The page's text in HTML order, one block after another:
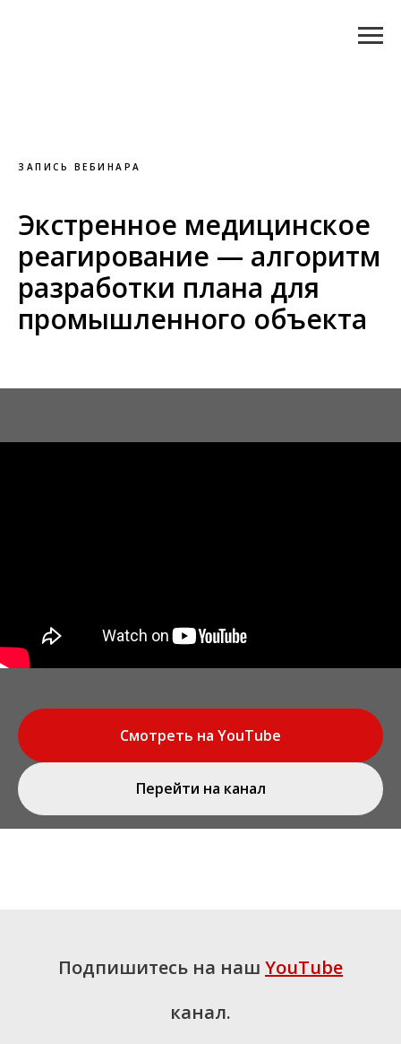
ЗАПИСЬ ВЕБИНАРА
Экстренное медицинское
реагирование — алгоритм
разработки плана для
промышленного объекта
Смотреть на YouTube
Перейти на канал
Подпишитесь на наш YouTube
канал.